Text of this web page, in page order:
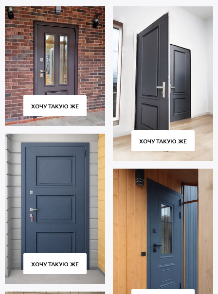
Створка и короб — стальные листы и многоконтурный профиль
металлопрокат производства Россия, толщиной 2 мм. Изнутри
отделка: МДФ. На двери установлены замки 4-го класса защиты.
В полости створки имеется теплоизоляционный материал
отсутствует. Уплотнители по периметру проема: 2 контура для
дополнительной защиты от посторонних звуков с улицы или из
подъезда.
Входная группа с полотном багетного типа рассчитана на
длительную эксплуатацию и сохраняет работоспособность в
течение 10 тысяч циклов открытия и закрытия створки.
Соблюдение технологии изготовления, точное соответствие
размеров и качественные петли гарантируют плотное
прилегание полотна к коробу без провисания и щелей.
Цена указана за базовый размер 2000х800 мм. Гарантия 5 лет.
Позвоните в отдел продаж или оставьте заявку на сайте, чтобы
приобрести дверь под ваш размер. Выезд специалиста по
замерам — бесплатно. Изготовление от 2 дн. Доставка во все
города и районы Москвы и области, монтаж.
ХОЧУ ТАКУЮ ЖЕ
ХОЧУ ТАКУЮ ЖЕ
ХОЧУ ТАКУЮ ЖЕ